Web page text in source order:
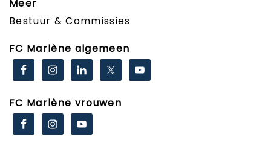
Meer
Bestuur & Commissies
FC Marlène algemeen
FC Marlène vrouwen